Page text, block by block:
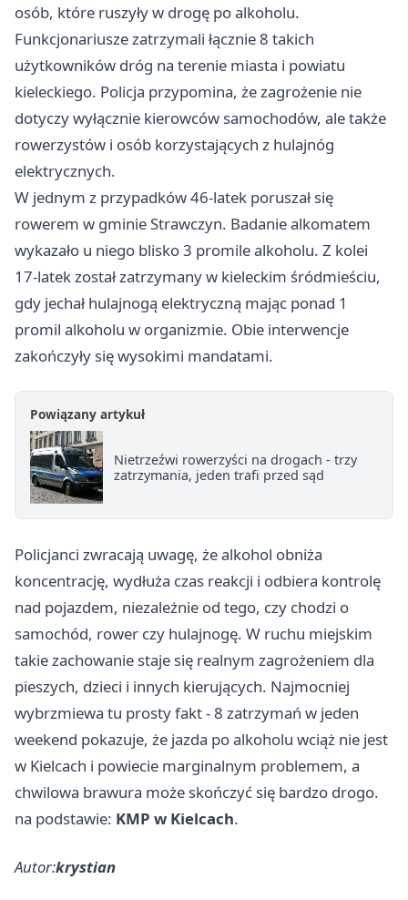
osób, które ruszyły w drogę po alkoholu.
Funkcjonariusze zatrzymali łącznie 8 takich
użytkowników dróg na terenie miasta i powiatu
kieleckiego. Policja przypomina, że zagrożenie nie
dotyczy wyłącznie kierowców samochodów, ale także
rowerzystów i osób korzystających z hulajnóg
elektrycznych.
W jednym z przypadków 46-latek poruszał się
rowerem w gminie Strawczyn. Badanie alkomatem
wykazało u niego blisko 3 promile alkoholu. Z kolei
17-latek został zatrzymany w kieleckim śródmieściu,
gdy jechał hulajnogą elektryczną mając ponad 1
promil alkoholu w organizmie. Obie interwencje
zakończyły się wysokimi mandatami.
Powiązany artykuł
Nietrzeźwi rowerzyści na drogach - trzy
zatrzymania, jeden trafi przed sąd
Policjanci zwracają uwagę, że alkohol obniża
koncentrację, wydłuża czas reakcji i odbiera kontrolę
nad pojazdem, niezależnie od tego, czy chodzi o
samochód, rower czy hulajnogę. W ruchu miejskim
takie zachowanie staje się realnym zagrożeniem dla
pieszych, dzieci i innych kierujących. Najmocniej
wybrzmiewa tu prosty fakt - 8 zatrzymań w jeden
weekend pokazuje, że jazda po alkoholu wciąż nie jest
w Kielcach i powiecie marginalnym problemem, a
chwilowa brawura może skończyć się bardzo drogo.
na podstawie: KMP w Kielcach.
Autor:krystian